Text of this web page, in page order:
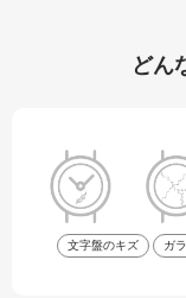
どん
文字盤のキズ ガ